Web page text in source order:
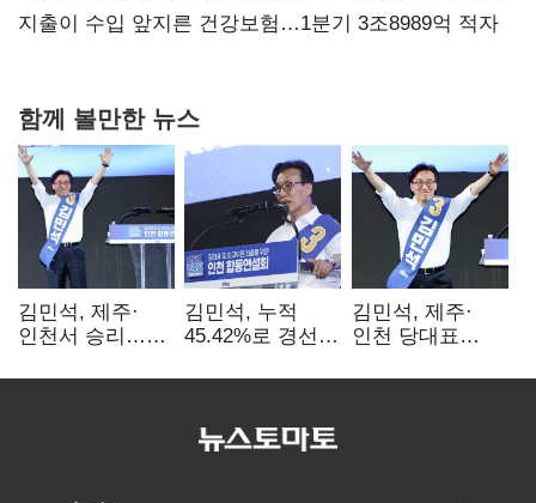
협력
지출이 수입 앞지른 건강보험…1분기 3조8989억 적자
함께 볼만한 뉴스
김민석, 제주·
인천서 승리…
탈환'(종합)
김민석, 누적
45.42%로 경선
격차
김민석, 제주·
인천 당대표